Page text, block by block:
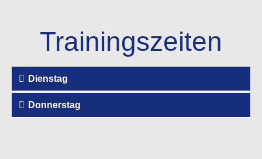
Trainingszeiten
Dienstag
Donnerstag